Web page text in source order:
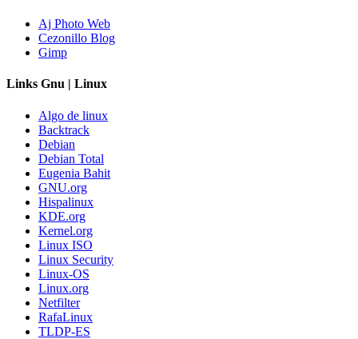
Aj Photo Web
Cezonillo Blog
Gimp
Links Gnu | Linux
Algo de linux
Backtrack
Debian
Debian Total
Eugenia Bahit
GNU.org
Hispalinux
KDE.org
Kernel.org
Linux ISO
Linux Security
Linux-OS
Linux.org
Netfilter
RafaLinux
TLDP-ES